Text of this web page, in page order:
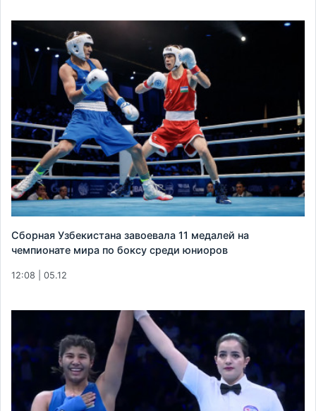
Сборная Узбекистана завоевала 11 медалей на
чемпионате мира по боксу среди юниоров
12:08 | 05.12